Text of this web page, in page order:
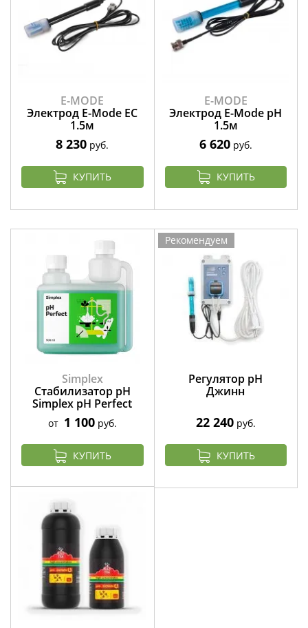
E-MODE
Электрод E-Mode EC
1.5м
8 230 руб.
КУПИТЬ
E-MODE
Электрод E-Mode pH
1.5м
6 620руб.
КУПИТЬ
Simplex
Стабилизатор pH
Simplex pH Perfect
от 1 100руб.
КУПИТЬ
Рекомендуем
Регулятор pH
Джинн
22 240руб.
КУПИТЬ